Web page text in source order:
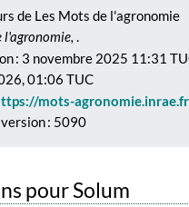
de Les Mots de l'agronomie
l'agronomie, .
: 3 novembre 2025 11:31
01:06 TUC
mots-
: 5090
pour Solum